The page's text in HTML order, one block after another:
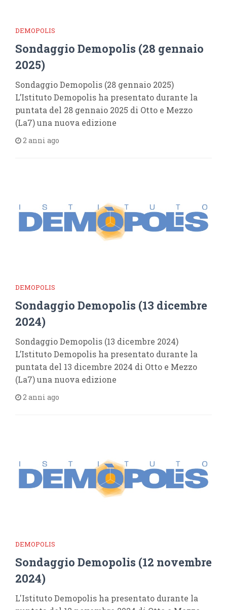
DEMOPOLIS
Sondaggio Demopolis (28 gennaio
2025)
Sondaggio Demopolis (28 gennaio 2025)
L’Istituto Demopolis ha presentato durante la
puntata del 28 gennaio 2025 di Otto e Mezzo
(La7) una nuova edizione
2 anni ago
DEMOPOLIS
Sondaggio Demopolis (13 dicembre
2024)
Sondaggio Demopolis (13 dicembre 2024)
L’Istituto Demopolis ha presentato durante la
puntata del 13 dicembre 2024 di Otto e Mezzo
(La7) una nuova edizione
2 anni ago
DEMOPOLIS
Sondaggio Demopolis (12 novembre
2024)
L'Istituto Demopolis ha presentato durante la